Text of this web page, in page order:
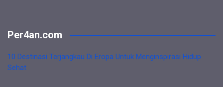
Per4an.com
10 Destinasi Terjangkau Di Eropa Untuk Menginspirasi Hidup
Sehat